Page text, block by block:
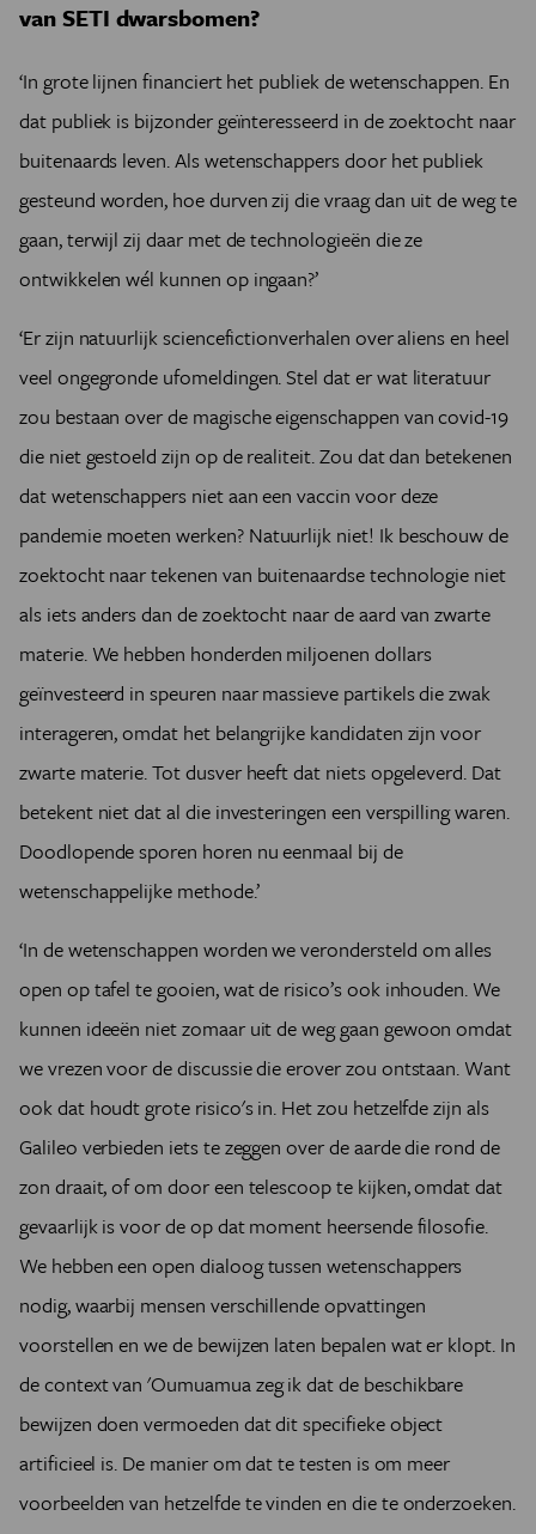
van SETI dwarsbomen?
‘In grote lijnen financiert het publiek de wetenschappen. En
dat publiek is bijzonder geïnteresseerd in de zoektocht naar
buitenaards leven. Als wetenschappers door het publiek
gesteund worden, hoe durven zij die vraag dan uit de weg te
gaan, terwijl zij daar met de technologieën die ze
ontwikkelen wél kunnen op ingaan?’
‘Er zijn natuurlijk sciencefictionverhalen over aliens en heel
veel ongegronde ufomeldingen. Stel dat er wat literatuur
zou bestaan over de magische eigenschappen van covid-19
die niet gestoeld zijn op de realiteit. Zou dat dan betekenen
dat wetenschappers niet aan een vaccin voor deze
pandemie moeten werken? Natuurlijk niet! Ik beschouw de
zoektocht naar tekenen van buitenaardse technologie niet
als iets anders dan de zoektocht naar de aard van zwarte
materie. We hebben honderden miljoenen dollars
geïnvesteerd in speuren naar massieve partikels die zwak
interageren, omdat het belangrijke kandidaten zijn voor
zwarte materie. Tot dusver heeft dat niets opgeleverd. Dat
betekent niet dat al die investeringen een verspilling waren.
Doodlopende sporen horen nu eenmaal bij de
wetenschappelijke methode.’
‘In de wetenschappen worden we verondersteld om alles
open op tafel te gooien, wat de risico’s ook inhouden. We
kunnen ideeën niet zomaar uit de weg gaan gewoon omdat
we vrezen voor de discussie die erover zou ontstaan. Want
ook dat houdt grote risico's in. Het zou hetzelfde zijn als
Galileo verbieden iets te zeggen over de aarde die rond de
zon draait, of om door een telescoop te kijken, omdat dat
gevaarlijk is voor de op dat moment heersende filosofie.
We hebben een open dialoog tussen wetenschappers
nodig, waarbij mensen verschillende opvattingen
voorstellen en we de bewijzen laten bepalen wat er klopt. In
de context van 'Oumuamua zeg ik dat de beschikbare
bewijzen doen vermoeden dat dit specifieke object
artificieel is. De manier om dat te testen is om meer
voorbeelden van hetzelfde te vinden en die te onderzoeken.